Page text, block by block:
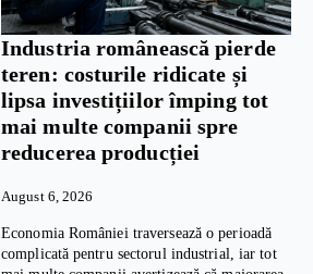
Industria românească pierde
teren: costurile ridicate și
lipsa investițiilor împing tot
mai multe companii spre
reducerea producției
August 6, 2026
Economia României traversează o perioadă
complicată pentru sectorul industrial, iar tot